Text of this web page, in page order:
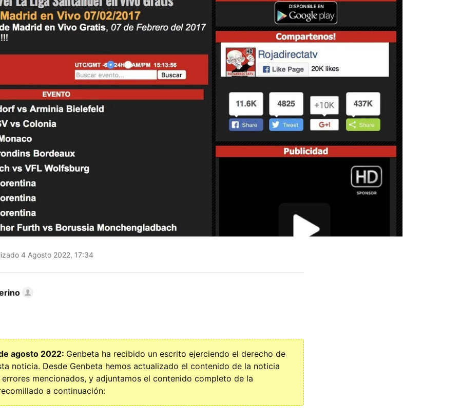
4 Agosto 2022, 17:34
agosto 2022: Genbeta ha recibido un escrito ejerciendo el derecho de
noticia. Desde Genbeta hemos actualizado el contenido de la noticia
mencionados, y adjuntamos el contenido completo de la
a continuación: